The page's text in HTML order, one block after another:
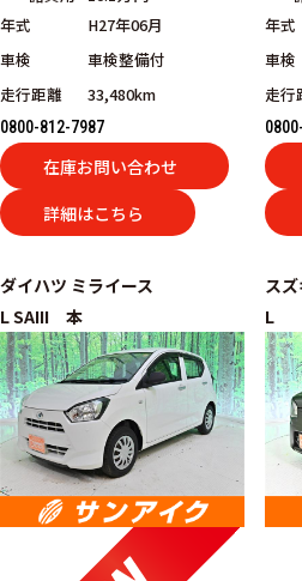
年式
H27年06月
車検
車検整備付
走行距離
33,480km
0800-812-7987
在庫お問い合わせ
詳細はこちら
年式
車検
走行
ダイハツ ミライース
L SAIII 本
スズ
L